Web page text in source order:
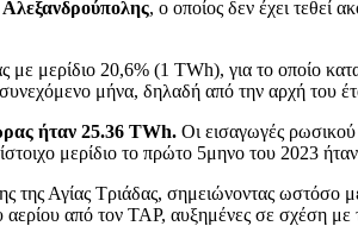
, ο οποίος δεν έχει τεθεί
μερίδιο 20,6% (1 ΤWh), για το οποίο
μήνα, δηλαδή από την αρχή του
ήταν 25.36 TWh. Οι εισαγωγές
μερίδιο το πρώτο 5μηνο του 2023
της Αγίας Τριάδας, σημειώνοντας
αερίου από τον ΤΑΡ, αυξημένες σε σχέση